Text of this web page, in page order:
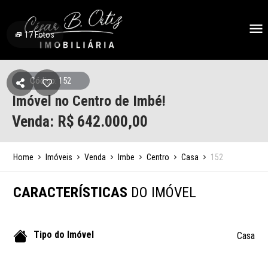
17Fotos
Código: 152
Imóvel no Centro de Imbé!
Venda: R$ 642.000,00
Home Imóveis Venda Imbe Centro Casa 152
CARACTERÍSTICAS DO IMÓVEL
Tipo do Imóvel Casa